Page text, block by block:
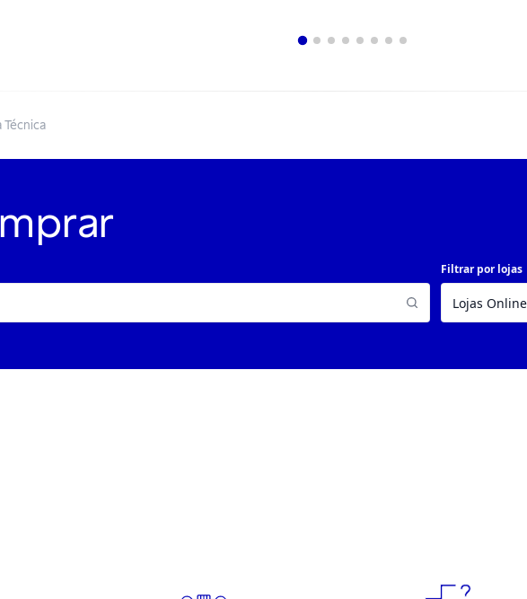
Técnica
Filtrar por lojas